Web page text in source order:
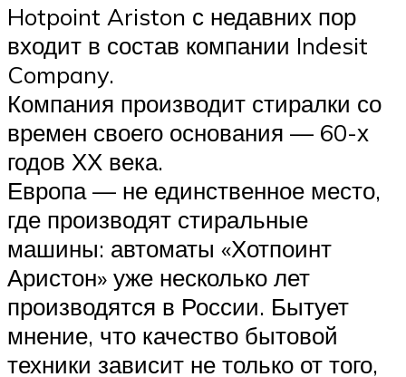
Hotpoint Ariston с недавних пор
входит в состав компании Indesit
Company.
Компания производит стиралки со
времен своего основания — 60-х
годов ХХ века.
Европа — не единственное место,
где производят стиральные
машины: автоматы «Хотпоинт
Аристон» уже несколько лет
производятся в России. Бытует
мнение, что качество бытовой
техники зависит не только от того,